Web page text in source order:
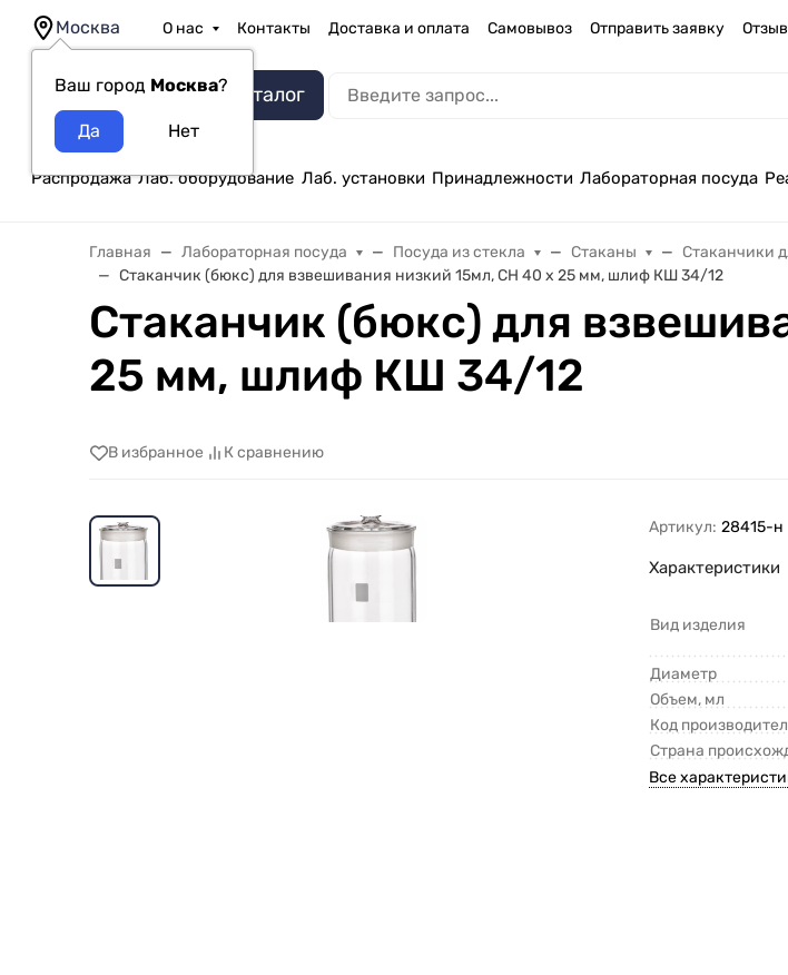
Москва
Ваш город Москва?
О нас Контакты Доставка и оплата Самовывоз Отправить заявку
Каталог
Распродажа Лаб. оборудование Лаб. установки Принадлежности Лабораторная посуда
Главная Лабораторная посуда Посуда из стекла Стаканы Стаканчики
Стаканчик (бюкс) для взвешивания низкий 15мл, СН 40 х 25 мм, шлиф КШ 34/12
Стаканчик (бюкс) для
25 мм, шлиф КШ 34/12
В избранное К сравнению
Артикул: 28415-н
Характеристики
Вид изделия
Диаметр
Объем, мл
Код
Страна
Все